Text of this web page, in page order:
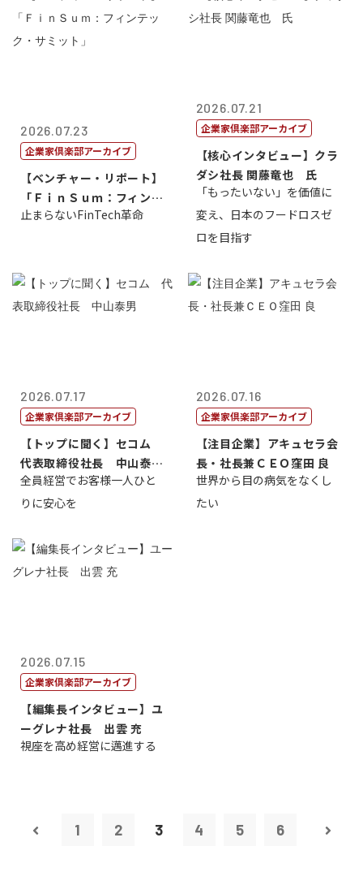
2026.07.23
企業家倶楽部アーカイブ
【ベンチャー・リポート】
「ＦｉｎＳｕｍ：フィンテ
ック・サミッ...
止まらないFinTech革命
2026.07.21
企業家倶楽部アーカイブ
【核心インタビュー】クラ
ダシ社長 関藤竜也 氏
「もったいない」を価値に
変え、日本のフードロスゼ
ロを目指す
2026.07.17
企業家倶楽部アーカイブ
【トップに聞く】セコム
代表取締役社長 中山泰
男
全員経営でお客様一人ひと
りに安心を
2026.07.16
企業家倶楽部アーカイブ
【注目企業】アキュセラ会
長・社長兼ＣＥＯ窪田 良
世界から目の病気をなくし
たい
2026.07.15
企業家倶楽部アーカイブ
【編集長インタビュー】ユ
ーグレナ社長 出雲 充
視座を高め経営に邁進する
1 2 3 4 5 6